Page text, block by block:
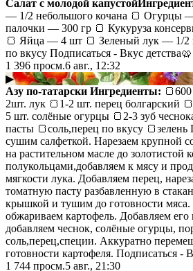
Салат с молодой капустой
— 1/2 небольшого кочана 🍞 Огурцы
палочки — 300 гр 🍞 Кукуруза
🍞 Яйца — 4 шт 🍞 Зеленый лук — 1/
по вкусу Подписаться - Вкус детства🥨
1 396 просм.6 авг., 12:32
▶
Азу по-татарски Ингредиенты:
2шт. лук 🍞1-2 шт. перец болгарский
5 шт. солёные огурцы 🍞2-3 зуб
пасты 🍞соль,перец по вкусу
сушим салфеткой. Нарезаем крупной
на растительном масле до золотистой
полукольцами,добавляем к мясу и
мягкости лука. Добавляем перец,
томатную пасту разбавленную в
крышкой и тушим до готовности мяса.
обжариваем картофель. Добавляем его
добавляем чеснок, солёные огурцы,
соль,перец,специи. Аккуратно
готовности картофеля. Подписаться -
1 744 просм.5 авг., 21:30